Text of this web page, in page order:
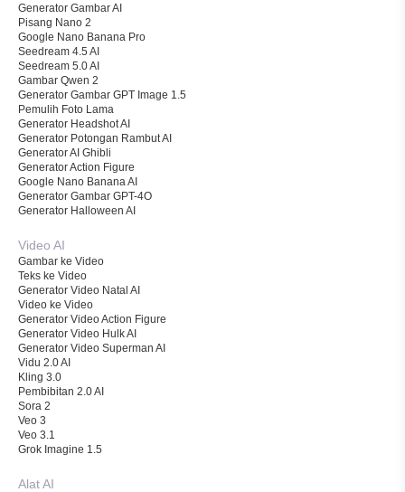
Generator Gambar AI
Pisang Nano 2
Google Nano Banana Pro
Seedream 4.5 AI
Seedream 5.0 AI
Gambar Qwen 2
Generator Gambar GPT Image 1.5
Pemulih Foto Lama
Generator Headshot AI
Generator Potongan Rambut AI
Generator AI Ghibli
Generator Action Figure
Google Nano Banana AI
Generator Gambar GPT-4O
Generator Halloween AI
Video AI
Gambar ke Video
Teks ke Video
Generator Video Natal AI
Video ke Video
Generator Video Action Figure
Generator Video Hulk AI
Generator Video Superman AI
Vidu 2.0 AI
Kling 3.0
Pembibitan 2.0 AI
Sora 2
Veo 3
Veo 3.1
Grok Imagine 1.5
Alat AI